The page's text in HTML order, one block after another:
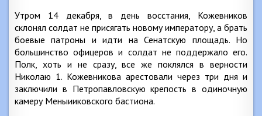
Утром 14 декабря, в день восстания, Кожевников
склонял солдат не присягать новому императору, а брать
боевые патроны и идти на Сенатскую площадь. Но
большинство офицеров и солдат не поддержало его.
Полк, хоть и не сразу, все же поклялся в верности
Николаю 1. Кожевникова арестовали через три дня и
заключили в Петропавловскую крепость в одиночную
камеру Меныииковского бастиона.